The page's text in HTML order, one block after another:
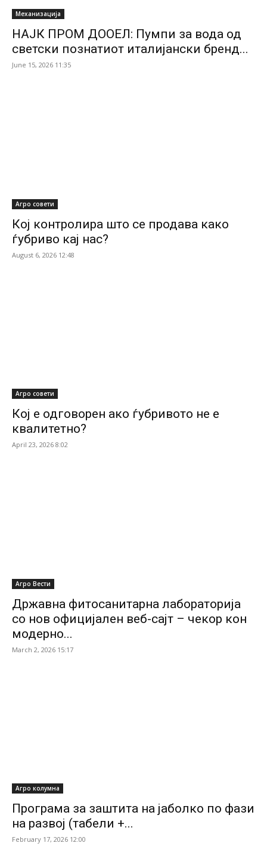
Механизација
НАЈК ПРОМ ДООЕЛ: Пумпи за вода од
светски познатиот италијански бренд...
June 15, 2026 11:35
Агро совети
Кој контролира што се продава како
ѓубриво кај нас?
August 6, 2026 12:48
Агро совети
Кој е одговорен ако ѓубривото не е
квалитетно?
April 23, 2026 8:02
Агро Вести
Државна фитосанитарна лабораторија
со нов официјален веб-сајт – чекор кон
модерно...
March 2, 2026 15:17
Агро колумна
Програма за заштита на јаболко по фази
на развој (табели +...
February 17, 2026 12:00